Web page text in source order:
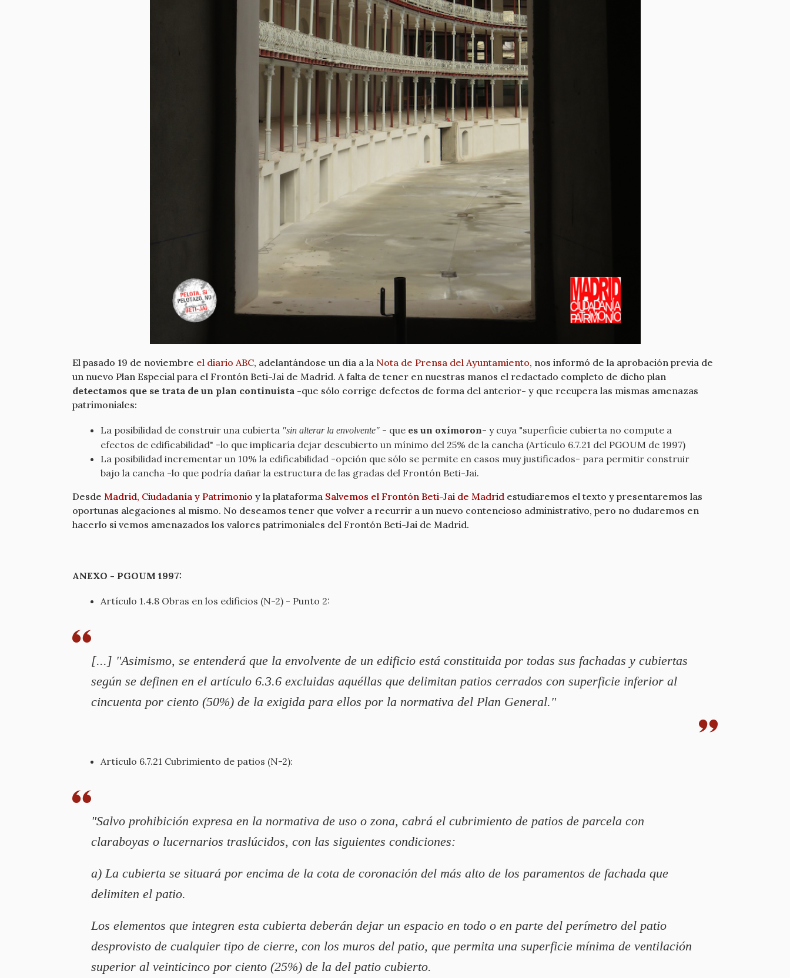
El pasado 19 de noviembre el diario ABC, adelantándose un día a la Nota de Prensa del Ayuntamiento, nos informó de la aprobación previa de
un nuevo Plan Especial para el Frontón Beti-Jai de Madrid. A falta de tener en nuestras manos el redactado completo de dicho plan
detectamos que se trata de un plan continuista -que sólo corrige defectos de forma del anterior- y que recupera las mismas amenazas
patrimoniales:
La posibilidad de construir una cubierta "sin alterar la envolvente" - que es un oxímoron- y cuya "superficie cubierta no compute a
efectos de edificabilidad" -lo que implicaría dejar descubierto un mínimo del 25% de la cancha (Artículo 6.7.21 del PGOUM de 1997)
La posibilidad incrementar un 10% la edificabilidad -opción que sólo se permite en casos muy justificados- para permitir construir
bajo la cancha -lo que podría dañar la estructura de las gradas del Frontón Beti-Jai.
Desde Madrid, Ciudadanía y Patrimonio y la plataforma Salvemos el Frontón Beti-Jai de Madrid estudiaremos el texto y presentaremos las
oportunas alegaciones al mismo. No deseamos tener que volver a recurrir a un nuevo contencioso administrativo, pero no dudaremos en
hacerlo si vemos amenazados los valores patrimoniales del Frontón Beti-Jai de Madrid.
ANEXO - PGOUM 1997:
Artículo 1.4.8 Obras en los edificios (N-2) - Punto 2:
[...] "Asimismo, se entenderá que la envolvente de un edificio está constituida por todas sus fachadas y cubiertas
según se definen en el artículo 6.3.6 excluidas aquéllas que delimitan patios cerrados con superficie inferior al
cincuenta por ciento (50%) de la exigida para ellos por la normativa del Plan General."
Artículo 6.7.21 Cubrimiento de patios (N-2):
"Salvo prohibición expresa en la normativa de uso o zona, cabrá el cubrimiento de patios de parcela con
claraboyas o lucernarios traslúcidos, con las siguientes condiciones:
a) La cubierta se situará por encima de la cota de coronación del más alto de los paramentos de fachada que
delimiten el patio.
Los elementos que integren esta cubierta deberán dejar un espacio en todo o en parte del perímetro del patio
desprovisto de cualquier tipo de cierre, con los muros del patio, que permita una superficie mínima de ventilación
superior al veinticinco por ciento (25%) de la del patio cubierto.